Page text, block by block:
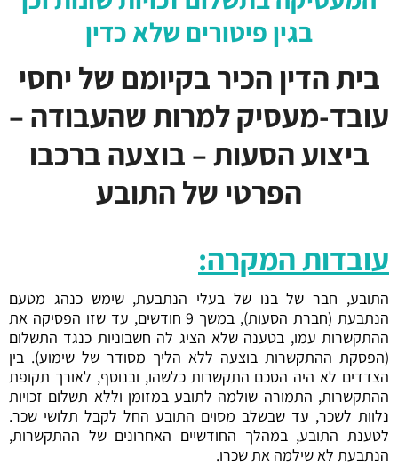
בגין פיטורים שלא כדין
בית הדין הכיר בקיומם של יחסי
עובד-מעסיק למרות שהעבודה –
ביצוע הסעות – בוצעה ברכבו
הפרטי של התובע
עובדות המקרה:
התובע, חבר של בנו של בעלי הנתבעת, שימש כנהג מטעם
הנתבעת (חברת הסעות), במשך 9 חודשים, עד שזו הפסיקה את
ההתקשרות עמו, בטענה שלא הציג לה חשבוניות כנגד התשלום
(הפסקת ההתקשרות בוצעה ללא הליך מסודר של שימוע). בין
הצדדים לא היה הסכם התקשרות כלשהו, ובנוסף, לאורך תקופת
ההתקשרות, התמורה שולמה לתובע במזומן וללא תשלום זכויות
נלוות לשכר, עד שבשלב מסוים התובע החל לקבל תלושי שכר.
לטענת התובע, במהלך החודשיים האחרונים של ההתקשרות,
הנתבעת לא שילמה את שכרו.